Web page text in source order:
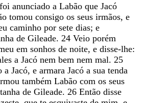
foi anunciado a Labão que Jacó
tomou consigo os seus irmãos, e
caminho por sete dias; e
de Gileade. 24 Veio porém
em sonhos de noite, e disse-lhe:
a Jacó nem bem nem mal. 25
a Jacó, e armara Jacó a sua tenda
também Labão com os seus
de Gileade. 26 Então disse